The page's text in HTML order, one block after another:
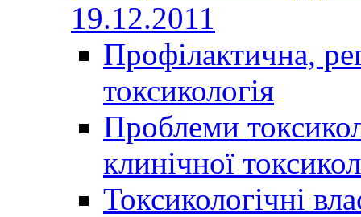
19.12.2011
Профілактична,
токсикологія
Проблеми
клинічної
Токсикологічні